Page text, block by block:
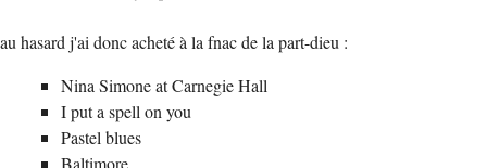
au hasard j'ai donc acheté à la fnac de la part-dieu :
Nina Simone at Carnegie Hall
I put a spell on you
Pastel blues